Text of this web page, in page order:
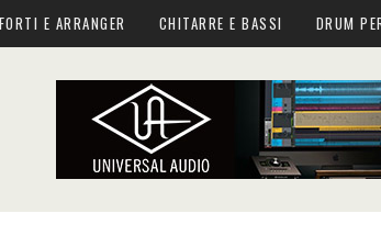
E ARRANGER CHITARRE E BASSI DRUM